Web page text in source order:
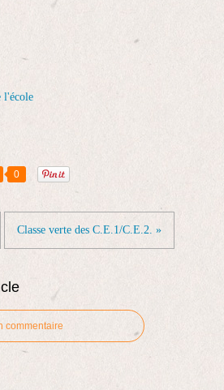
l'école
0
Classe verte des C.E.1/C.E.2. »
commentaire